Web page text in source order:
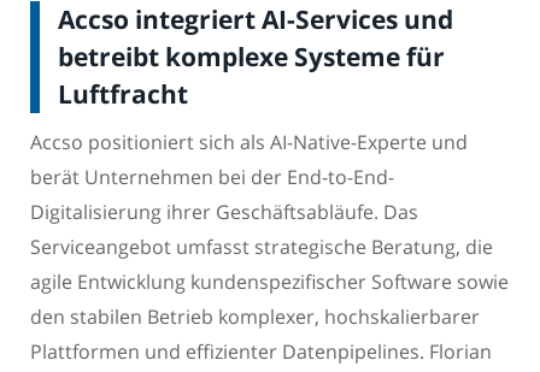
Accso integriert AI-Services und
betreibt komplexe Systeme für
Luftfracht
Accso positioniert sich als AI-Native-Experte und
berät Unternehmen bei der End-to-End-
Digitalisierung ihrer Geschäftsabläufe. Das
Serviceangebot umfasst strategische Beratung, die
agile Entwicklung kundenspezifischer Software sowie
den stabilen Betrieb komplexer, hochskalierbarer
Plattformen und effizienter Datenpipelines. Florian